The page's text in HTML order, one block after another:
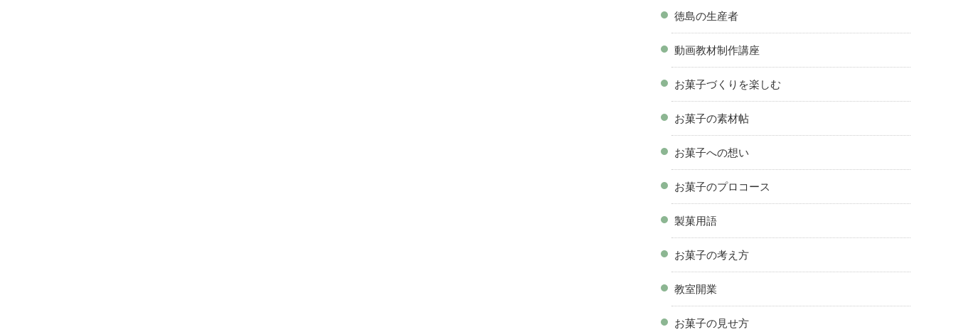
徳島の生産者
動画教材制作講座
お菓子づくりを楽しむ
お菓子の素材帖
お菓子への想い
お菓子のプロコース
製菓用語
お菓子の考え方
教室開業
お菓子の見せ方